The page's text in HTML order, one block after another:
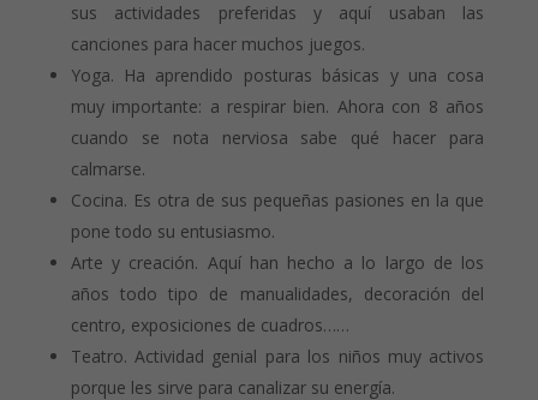
sus actividades preferidas y aquí usaban las
canciones para hacer muchos juegos.
Yoga. Ha aprendido posturas básicas y una cosa
muy importante: a respirar bien. Ahora con 8 años
cuando se nota nerviosa sabe qué hacer para
calmarse.
Cocina. Es otra de sus pequeñas pasiones en la que
pone todo su entusiasmo.
Arte y creación. Aquí han hecho a lo largo de los
años todo tipo de manualidades, decoración del
centro, exposiciones de cuadros……
Teatro. Actividad genial para los niños muy activos
porque les sirve para canalizar su energía.